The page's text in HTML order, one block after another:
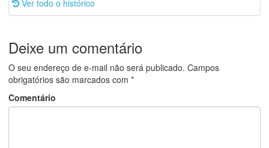
Ver todo o histórico
Deixe um comentário
O seu endereço de e-mail não será publicado. Campos
obrigatórios são marcados com *
Comentário